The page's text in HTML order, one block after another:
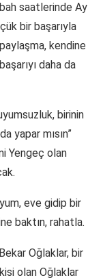
saatlerinde Ay
bir başarıyla
kendine
daha da
birinin
yapar mısın”
Yengeç olan
eve gidip bir
baktın, rahatla.
Oğlaklar, bir
olan Oğlaklar